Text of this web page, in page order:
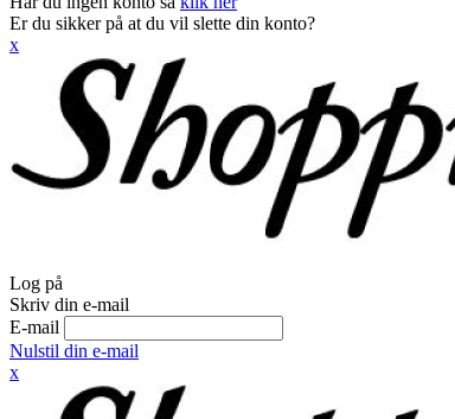
Er du sikker på at du vil slette din konto?
x
Log på
Skriv din e-mail
E-mail
Nulstil din e-mail
x